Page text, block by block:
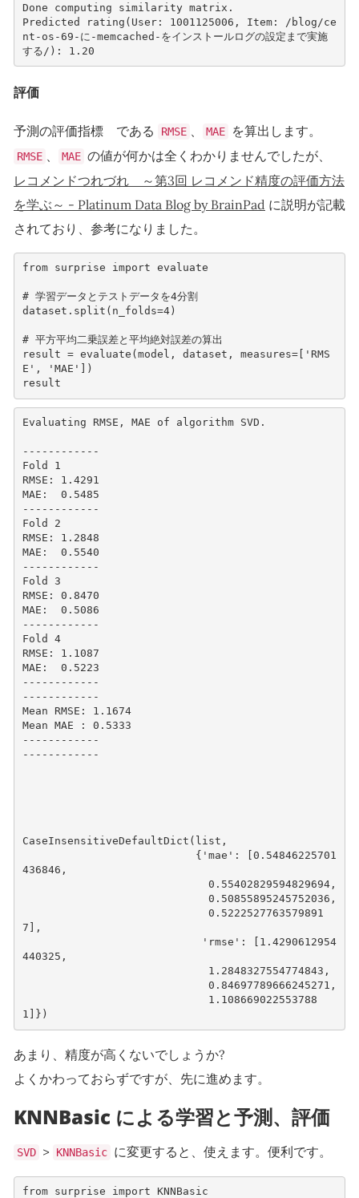
Done computing similarity matrix.
Predicted rating(User: 1001125006, Item: /blog/ce
nt-os-69-に-memcached-をインストールログの設定まで実施
評価
予測の評価指標 である RMSE MAE を算出します。
RMSE MAE の値が何かは全くわかりませんでしたが、
レコメンドつれづれ ～第3回 レコメンド精度の評価方法
を学ぶ～ - Platinum Data Blog by BrainPad に説明が記載
されており、参考になりました。
from surprise import evaluate
# 学習データとテストデータを4分割
dataset . split ( n_folds=4)
# 平方平均二乗誤差と平均絶対誤差の算出
result = evaluate ( model , dataset , measures=[
'RMS
E' , 'MAE'
])
result
Evaluating RMSE, MAE of algorithm SVD.
------------
Fold 1
RMSE: 1.4291
MAE:  0.5485
------------
Fold 2
RMSE: 1.2848
MAE:  0.5540
------------
Fold 3
RMSE: 0.8470
MAE:  0.5086
------------
Fold 4
RMSE: 1.1087
MAE:  0.5223
------------
------------
Mean RMSE: 1.1674
Mean MAE : 0.5333
------------
------------
CaseInsensitiveDefaultDict(list,
436846,
7],
440325,
あまり、精度が高くないでしょうか?
よくかわっておらずですが、先に進めます。
KNNBasic による学習と予測、評価
SVD > KNNBasic に変更すると、使えます。便利です。
from surprise import KNNBasic